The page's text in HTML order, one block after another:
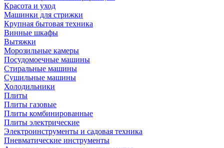
Красота и уход
Машинки для стрижки
Крупная бытовая техника
Винные шкафы
Вытяжки
Морозильные камеры
Посудомоечные машины
Стиральные машины
Сушильные машины
Холодильники
Плиты
Плиты газовые
Плиты комбинированные
Плиты электрические
Электроинструменты и садовая техника
Пневматические инструменты